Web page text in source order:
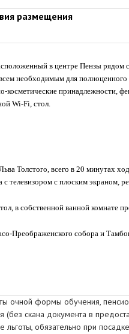
размещения
в центре Пензы рядом
необходимым для
косметические принадлежности,
Wi-Fi, стол.
Толстого, всего в 20 минутах
телевизором с плоским экраном,
в собственной ванной комнате
Преображенского собора и
очной формы обучения,
скана документа в
обязательно при